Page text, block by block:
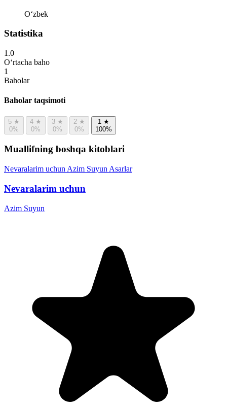
Oʻzbek
Statistika
1.0
O‘rtacha baho
1
Baholar
Baholar taqsimoti
5 ★
0%
4 ★
0%
3 ★
0%
2 ★
0%
1 ★
100%
Muallifning boshqa kitoblari
Nevaralarim uchun Azim Suyun Asarlar
Nevaralarim uchun
Azim Suyun